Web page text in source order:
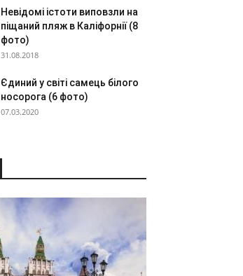
Невідомі істоти виповзли на
піщаний пляж в Каліфорнії (8
фото)
31.08.2018
Єдиний у світі самець білого
носорога (6 фото)
07.03.2020